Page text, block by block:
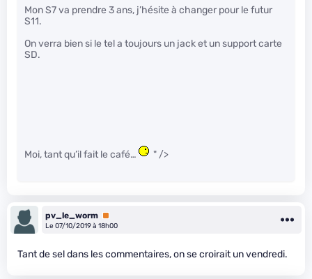
Mon S7 va prendre 3 ans, j’hésite à changer pour le futur
S11.
On verra bien si le tel a toujours un jack et un support carte
SD.
Moi, tant qu’il fait le café… " />
pv_le_worm Premium
Le 07/10/2019 à 18h00
Tant de sel dans les commentaires, on se croirait un vendredi.